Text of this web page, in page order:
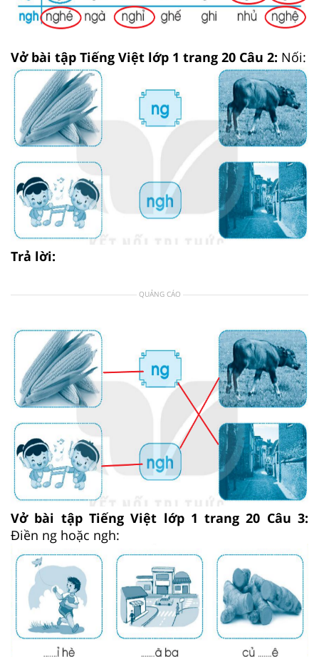
Vở bài tập Tiếng Việt lớp 1 trang 20 Câu 2: Nối:
Trả lời:
QUẢNG CÁO
Vở bài tập Tiếng Việt lớp 1 trang 20 Câu 3:
Điền ng hoặc ngh: